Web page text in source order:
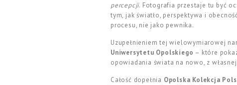
percepcji. Fotografia przestaje tu być
tym, jak światło, perspektywa i
procesu, nie jako pewnika.
Uzupełnieniem tej wielowymiarowej
Uniwersytetu Opolskiego – które
opowiadania świata na nowo, z
Całość dopełnia Opolska Kolekcja